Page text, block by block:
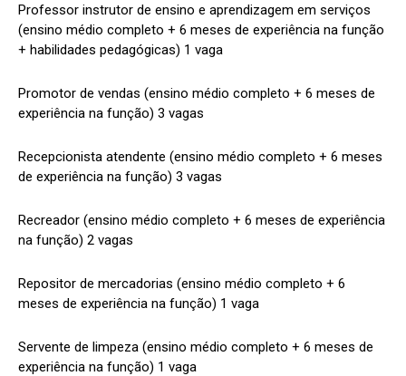
Professor instrutor de ensino e aprendizagem em serviços
(ensino médio completo + 6 meses de experiência na função
+ habilidades pedagógicas) 1 vaga
Promotor de vendas (ensino médio completo + 6 meses de
experiência na função) 3 vagas
Recepcionista atendente (ensino médio completo + 6 meses
de experiência na função) 3 vagas
Recreador (ensino médio completo + 6 meses de experiência
na função) 2 vagas
Repositor de mercadorias (ensino médio completo + 6
meses de experiência na função) 1 vaga
Servente de limpeza (ensino médio completo + 6 meses de
experiência na função) 1 vaga